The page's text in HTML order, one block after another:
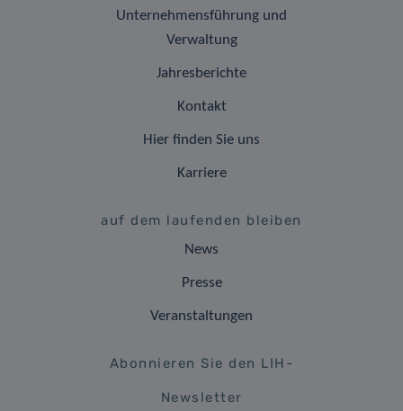
Unternehmensführung und
Verwaltung
Jahresberichte
Kontakt
Hier finden Sie uns
Karriere
auf dem laufenden bleiben
News
Presse
Veranstaltungen
Abonnieren Sie den LIH-
Newsletter